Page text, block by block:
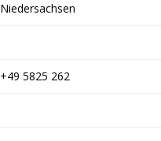
Niedersachsen
+49 5825 262